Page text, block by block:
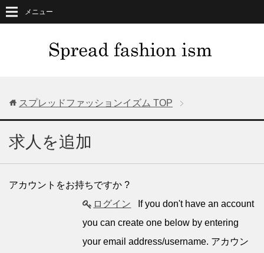
メニュー
スプレッドファッションイズム TOP
求人を追加
アカウントをお持ちですか ?
ログイン
you can create one below by entering
your email address/username. アカウン